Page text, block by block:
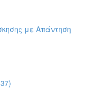
με Απάντηση